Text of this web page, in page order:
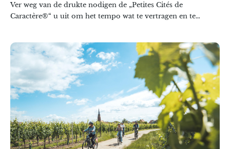
Ver weg van de drukte nodigen de „Petites Cités de
Caractère®“ u uit om het tempo wat te vertragen en te
Est. Charmante steegjes, gezellige pleintjes en lokale
ambachten geven de toon aan bij het ontdekken van deze
schatten van het regionale erfgoed. Van april tot oktober,
tijdens de ‘Dimanches de Caractère’®, kunt u een kijkje
nemen op soms onbekende plekken en u laten rondleiden
tijdens bezoeken vol ontmoetingen en lokale smaken.